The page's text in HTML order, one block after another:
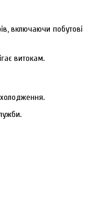
включаючи побутові
витокам.